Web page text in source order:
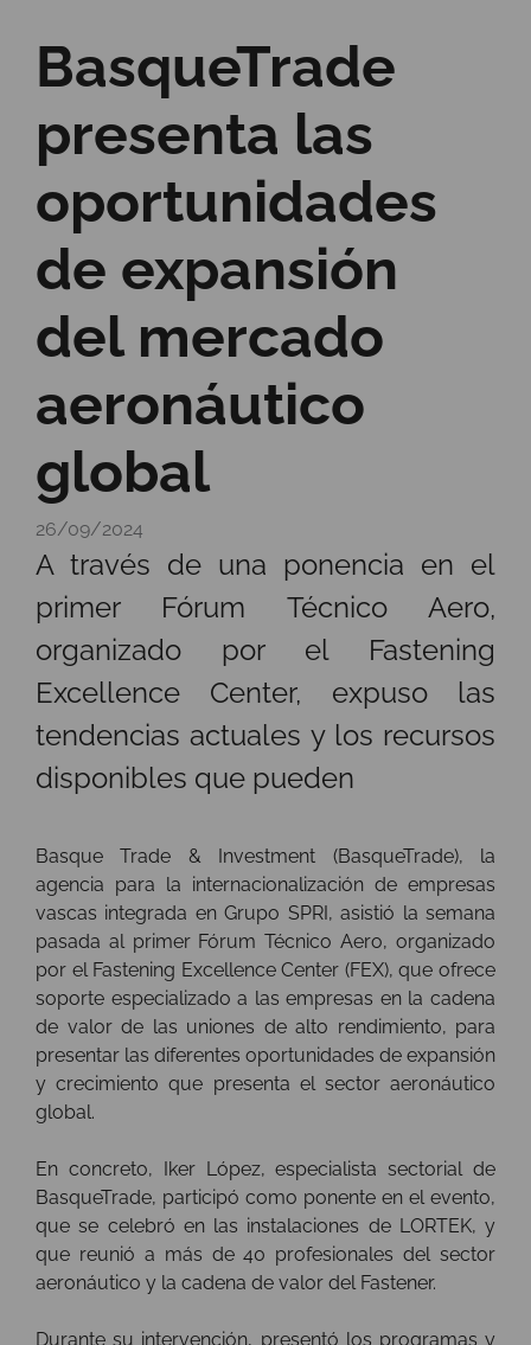
BasqueTrade
presenta las
oportunidades
de expansión
del mercado
aeronáutico
global
26/09/2024
A través de una ponencia en el
primer Fórum Técnico Aero,
organizado por el Fastening
Excellence Center, expuso las
tendencias actuales y los recursos
disponibles que pueden
Basque Trade & Investment (BasqueTrade), la
agencia para la internacionalización de empresas
vascas integrada en Grupo SPRI, asistió la semana
pasada al primer Fórum Técnico Aero, organizado
por el Fastening Excellence Center (FEX), que ofrece
soporte especializado a las empresas en la cadena
de valor de las uniones de alto rendimiento, para
presentar las diferentes oportunidades de expansión
y crecimiento que presenta el sector aeronáutico
global.
En concreto, Iker López, especialista sectorial de
BasqueTrade, participó como ponente en el evento,
que se celebró en las instalaciones de LORTEK, y
que reunió a más de 40 profesionales del sector
aeronáutico y la cadena de valor del Fastener.
Durante su intervención, presentó los programas y